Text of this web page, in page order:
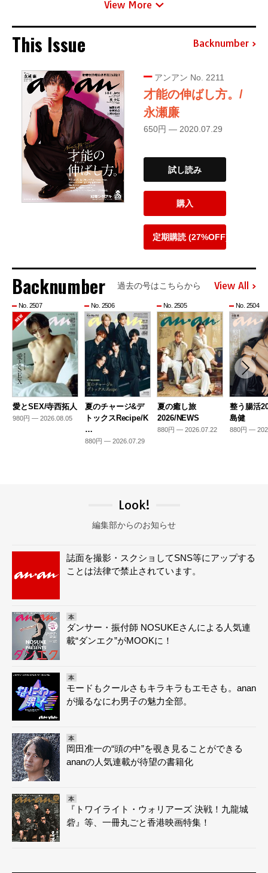
View More
This Issue Backnumber
アンアン No. 2211
才能の伸ばし方。/
永瀬廉
650円 — 2020.07.29
試し読み
購入
定期購読 (27%OFF)
Backnumber 過去の号はこちらから View All
No. 2507
愛とSEX/寺西拓人
980円 — 2026.08.05
No. 2506
夏のチャージ&デ
トックスRecipe/K
…
880円 — 2026.07.29
No. 2505
夏の癒し旅
2026/NEWS
880円 — 2026.07.22
No. 2504
整う腸活
島健
880円 —
Look!
編集部からのお知らせ
誌面を撮影・スクショしてSNS等にアップする
ことは法律で禁止されています。
本
ダンサー・振付師 NOSUKEさんによる人気連
載“ダンエク”がMOOKに！
本
モードもクールさもキラキラもエモさも。anan
が撮るなにわ男子の魅力全部。
本
岡田准一の“頭の中”を覗き見ることができる
ananの人気連載が待望の書籍化
本
『トワイライト・ウォリアーズ 決戦！九龍城
砦』等、一冊丸ごと香港映画特集！